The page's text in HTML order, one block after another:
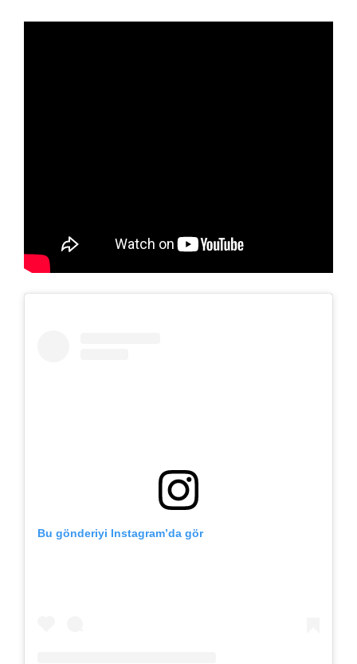
Bu gönderiyi Instagram’da gör